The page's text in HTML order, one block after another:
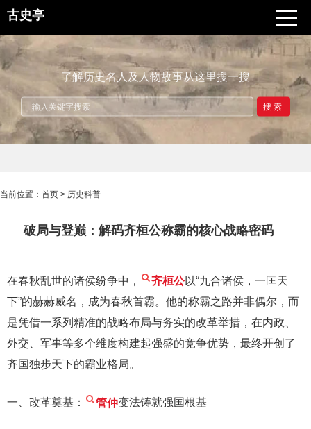
古史亭
了解历史名人及人物故事从这里搜一搜
搜索
当前位置： 首页 > 历史科普
破局与登巅：解码齐桓公称霸的核心战略密码
在春秋乱世的诸侯纷争中， 齐桓公以“九合诸侯，一匡天
下”的赫赫威名，成为春秋首霸。他的称霸之路并非偶尔，而
是凭借一系列精准的战略布局与务实的改革举措，在内政、
外交、军事等多个维度构建起强盛的竞争优势，最终开创了
齐国独步天下的霸业格局。
一、改革奠基： 管仲变法铸就强国根基